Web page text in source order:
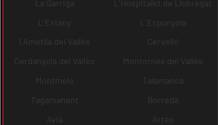
La Garriga
L´Hospitalet de Llobregat
L´Estany
L´Espunyola
l´Ametlla del Vallès
Cervelló
Cerdanyola del Vallès
Montornès del Vallès
Montmeló
Talamanca
Tagamanent
Borredà
Avià
Artés